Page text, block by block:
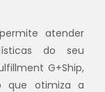
atender
do seu
G+Ship,
que otimiza a